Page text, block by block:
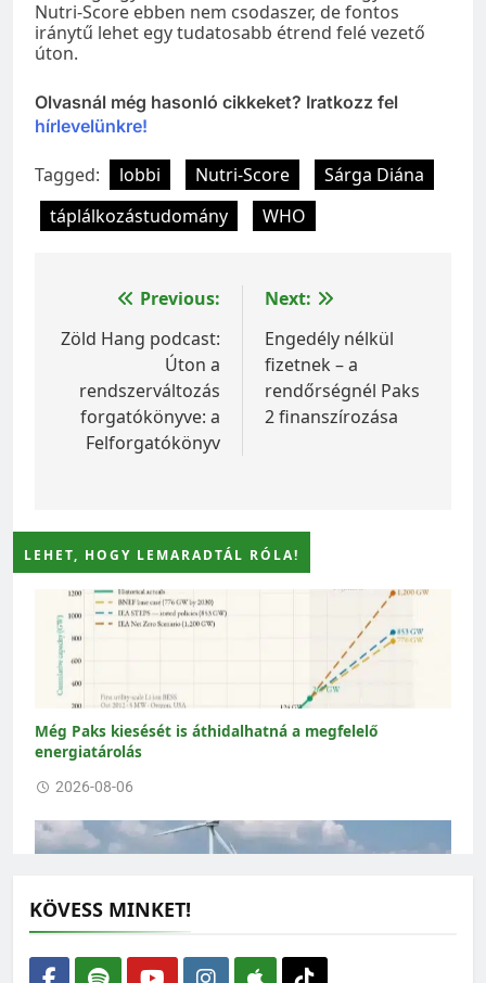
Nutri-Score ebben nem csodaszer, de fontos
iránytű lehet egy tudatosabb étrend felé vezető
úton.
Olvasnál még hasonló cikkeket? Iratkozz fel
hírlevelünkre!
Tagged: lobbi Nutri-Score
Sárga Diána
táplálkozástudomány
WHO
Bejegyzés
navigáció
Previous:
Zöld Hang podcast:
Úton a
rendszerváltozás
forgatókönyve: a
Felforgatókönyv
Next:
Engedély nélkül
fizetnek – a
rendőrségnél Paks
2 finanszírozása
LEHET, HOGY LEMARADTÁL RÓLA!
Még Paks kiesését is áthidalhatná a megfelelő
energiatárolás
2026-08-06
Épüljenek szélerőművek – de ne bárhová
KÖVESS MINKET!